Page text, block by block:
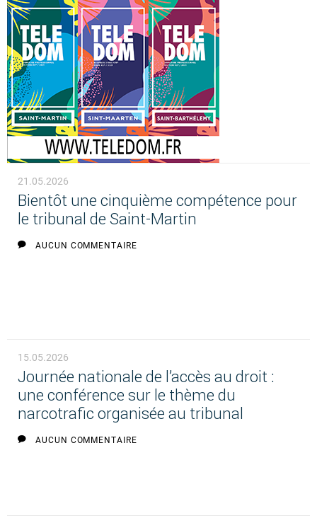
21.05.2026
Bientôt une cinquième compétence pour
le tribunal de Saint-Martin
AUCUN COMMENTAIRE
15.05.2026
Journée nationale de l’accès au droit :
une conférence sur le thème du
narcotrafic organisée au tribunal
AUCUN COMMENTAIRE